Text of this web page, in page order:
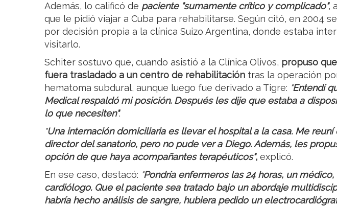
Además, lo calificó de paciente "sumamente crítico y complicado",
que le pidió viajar a Cuba para rehabilitarse. Según citó, en 2004
por decisión propia a la clínica Suizo Argentina, donde estaba
visitarlo.
Schiter sostuvo que, cuando asistió a la Clínica Olivos, propuso
fuera trasladado a un centro de rehabilitación tras la operación
hematoma subdural, aunque luego fue derivado a Tigre: "Entendí
Medical respaldó mi posición. Después les dije que estaba a
lo que necesiten".
"Una internación domiciliaria es llevar el hospital a la casa. Me reuní
director del sanatorio, pero no pude ver a Diego. Además, les
opción de que haya acompañantes terapéuticos", explicó.
En ese caso, destacó: "Pondría enfermeros las 24 horas, un médico,
cardiólogo. Que el paciente sea tratado bajo un abordaje
habría hecho análisis de sangre, hubiera pedido un